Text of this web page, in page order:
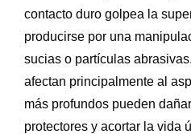
contacto duro golpea la
producirse por una
sucias o partículas
afectan principalmente al
más profundos pueden
protectores y acortar la vida